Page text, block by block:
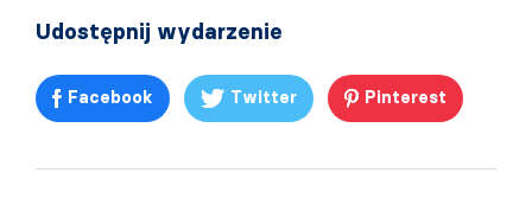
Udostępnij wydarzenie
Facebook Twitter Pinterest